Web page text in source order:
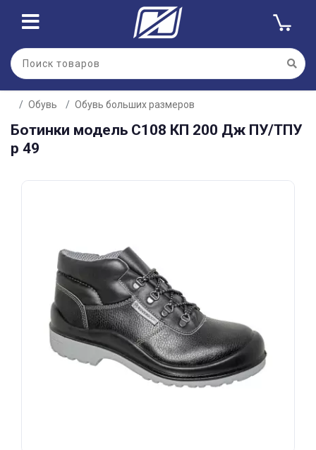
Обувь Обувь больших размеров
Ботинки модель С108 КП 200 Дж ПУ/ТПУ
р 49
Для клиентов всех банков
Разбейте
оплатуна части
без переплат
Сегодня
Добавляйте товары
в корзину